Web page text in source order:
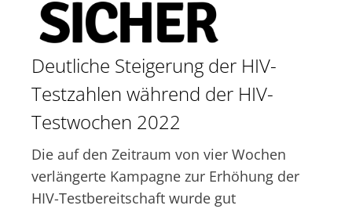
Deutliche Steigerung der HIV-
Testzahlen während der HIV-
Testwochen 2022
Die auf den Zeitraum von vier Wochen
verlängerte Kampagne zur Erhöhung der
HIV-Testbereitschaft wurde gut